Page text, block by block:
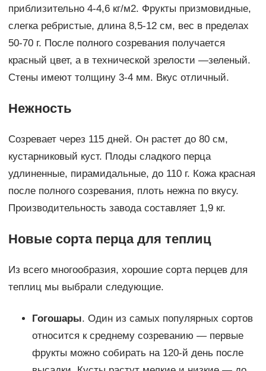
приблизительно 4-4,6 кг/м2. Фрукты призмовидные,
слегка ребристые, длина 8,5-12 см, вес в пределах
50-70 г. После полного созревания получается
красный цвет, а в технической зрелости —зеленый.
Стены имеют толщину 3-4 мм. Вкус отличный.
Нежность
Созревает через 115 дней. Он растет до 80 см,
кустарниковый куст. Плоды сладкого перца
удлиненные, пирамидальные, до 110 г. Кожа красная
после полного созревания, плоть нежна по вкусу.
Производительность завода составляет 1,9 кг.
Новые сорта перца для теплиц
Из всего многообразия, хорошие сорта перцев для
теплиц мы выбрали следующие.
Гогошары. Один из самых популярных сортов
относится к среднему созреванию — первые
фрукты можно собирать на 120-й день после